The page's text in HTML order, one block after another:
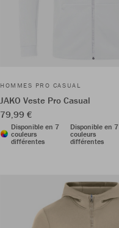
HOMMES PRO CASUAL
JAKO Veste Pro Casual
79,99 €
Disponible en 7
couleurs
différentes
Disponible en 7
couleurs
différentes